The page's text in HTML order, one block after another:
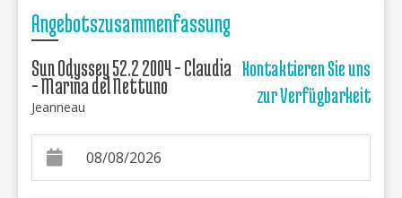
Angebotszusammenfassung
Sun Odyssey 52.2 2004 - Claudia
- Marina del Nettuno
Jeanneau
Kontaktieren Sie uns
zur Verfügbarkeit